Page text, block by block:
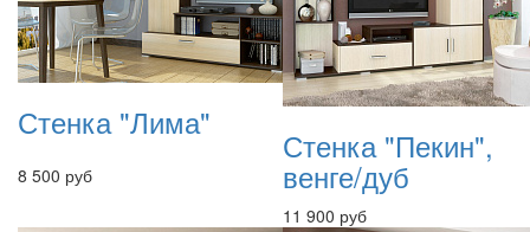
Стенка "Лима"
8 500 руб
Стенка "Пекин",
венге/дуб
11 900 руб